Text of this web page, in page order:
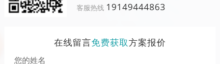
客服热线 19149444863
在线留言免费获取方案报价
您的姓名